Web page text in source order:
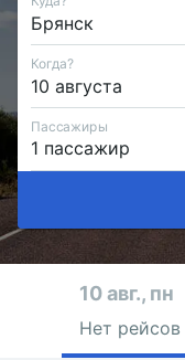
Когда?
Пассажиры
10 авг., пн
Нет рейсов